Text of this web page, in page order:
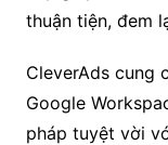
thuận tiện, đem
CleverAds cung
Google
pháp tuyệt vời